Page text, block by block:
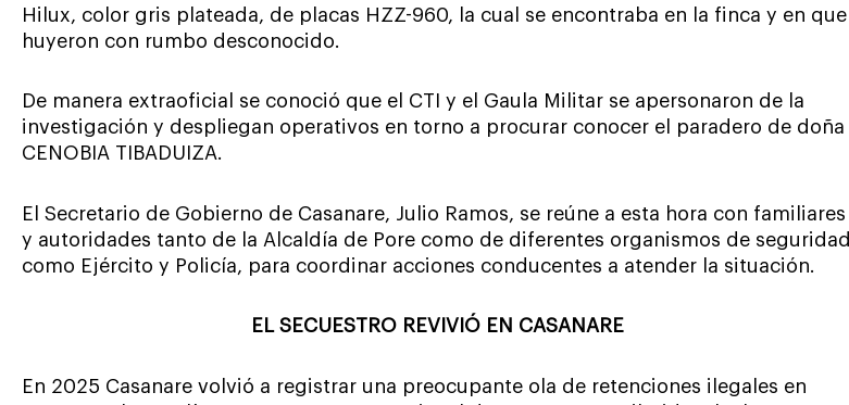
Hilux, color gris plateada, de placas HZZ-960, la cual se encontraba en la finca y en que
huyeron con rumbo desconocido.
De manera extraoficial se conoció que el CTI y el Gaula Militar se apersonaron de la
investigación y despliegan operativos en torno a procurar conocer el paradero de doña
CENOBIA TIBADUIZA.
El Secretario de Gobierno de Casanare, Julio Ramos, se reúne a esta hora con familiares
y autoridades tanto de la Alcaldía de Pore como de diferentes organismos de seguridad
como Ejército y Policía, para coordinar acciones conducentes a atender la situación.
EL SECUESTRO REVIVIÓ EN CASANARE
En 2025 Casanare volvió a registrar una preocupante ola de retenciones ilegales en